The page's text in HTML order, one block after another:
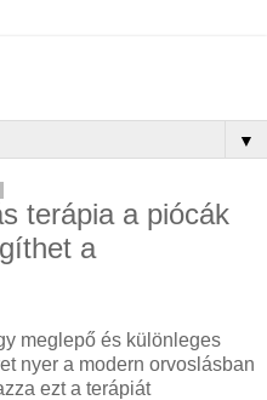
▼
terápia a piócák
a
meglepő és különleges
nyer a modern orvoslásban
ezt a terápiát